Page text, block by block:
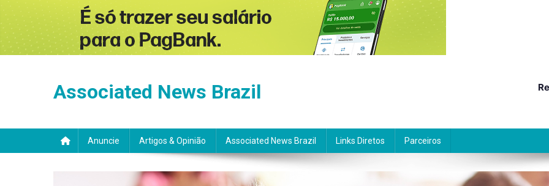
Associated News Brazil
Anuncie Artigos & Opinião Associated News Brazil Links Diretos Parceiros